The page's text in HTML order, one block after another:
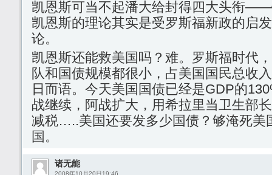
凯恩斯可当不起潘大给封得四大头衔
凯恩斯的理论其实是受罗斯福新政的启
论。
凯恩斯还能救美国吗？难。罗斯福时代
队和国债规模都很小，占美国国民总收
日而语。今天美国国债已经是GDP的
战继续，阿战扩大，用希拉里当卫生部
减税…..美国还要发多少国债？够淹死美
国。
诸无能
2008年10月20日19:46